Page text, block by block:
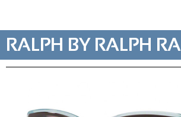
RALPH BY RALPH